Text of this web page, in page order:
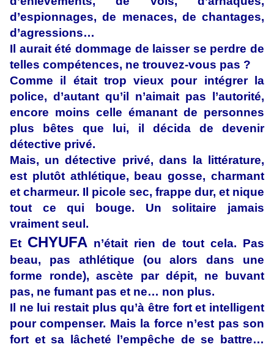
d’espionnages, de menaces, de chantages,
d’agressions…
Il aurait été dommage de laisser se perdre de
telles compétences, ne trouvez-vous pas ?
Comme il était trop vieux pour intégrer la
police, d’autant qu’il n’aimait pas l’autorité,
encore moins celle émanant de personnes
plus bêtes que lui, il décida de devenir
détective privé.
Mais, un détective privé, dans la littérature,
est plutôt athlétique, beau gosse, charmant
et charmeur. Il picole sec, frappe dur, et nique
tout ce qui bouge. Un solitaire jamais
vraiment seul.
Et CHYUFA n’était rien de tout cela. Pas
beau, pas athlétique (ou alors dans une
forme ronde), ascète par dépit, ne buvant
pas, ne fumant pas et ne… non plus.
Il ne lui restait plus qu’à être fort et intelligent
pour compenser. Mais la force n’est pas son
fort et sa lâcheté l’empêche de se battre…